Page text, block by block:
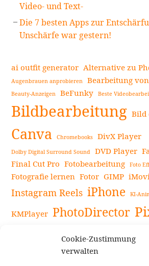
Cookie-Zustimmung
verwalten
Video- und Text-
Die 7 besten Apps zur
Unschärfe war gestern!
ai outfit generator Alternative zu
Augenbrauen anprobieren Bearbeitung
Beauty-Anzeigen BeFunky Beste
Bildbearbeitung Bild
Canva Chromebooks DivX Player
Dolby Digital Surround Sound DVD Player
Final Cut Pro Fotobearbeitung Foto
Fotografie lernen Fotor GIMP
Instagram Reels iPhone KI-
KMPlayer PhotoDirector
Snapseed